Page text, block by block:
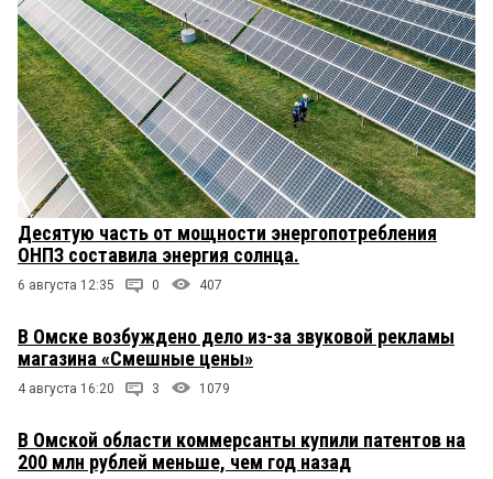
Десятую часть от мощности энергопотребления
ОНПЗ составила энергия солнца.
6 августа 12:35 0 407
В Омске возбуждено дело из-за звуковой рекламы
магазина «Смешные цены»
4 августа 16:20 3 1079
В Омской области коммерсанты купили патентов на
200 млн рублей меньше, чем год назад